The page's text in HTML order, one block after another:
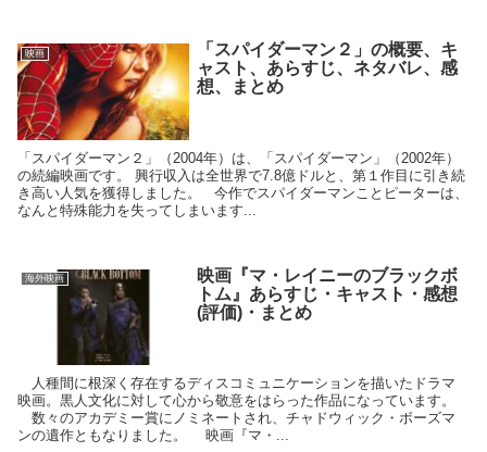
映画
「スパイダーマン２」の概要、キ
ャスト、あらすじ、ネタバレ、感
想、まとめ
「スパイダーマン２」（2004年）は、「スパイダーマン」（2002年）
の続編映画です。 興行収入は全世界で7.8億ドルと、第１作目に引き続
き高い人気を獲得しました。 今作でスパイダーマンことピーターは、
なんと特殊能力を失ってしまいます...
海外映画
映画『マ・レイニーのブラックボ
トム』あらすじ・キャスト・感想
(評価)・まとめ
人種間に根深く存在するディスコミュニケーションを描いたドラマ
映画。黒人文化に対して心から敬意をはらった作品になっています。
数々のアカデミー賞にノミネートされ、チャドウィック・ボーズマ
ンの遺作ともなりました。 映画『マ・...